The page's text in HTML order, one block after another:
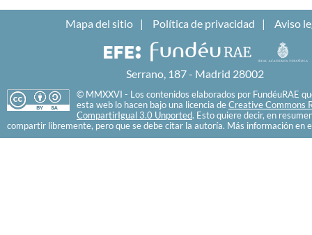
Mapa del sitio Política de privacidad Aviso
Serrano, 187 - Madrid 28002
© MMXXVI - Los contenidos elaborados por FundéuRAE
esta web lo hacen bajo una licencia de Creative Commons
CompartirIgual 3.0 Unported. Esto quiere decir, en
compartir libremente, pero que se debe citar la autoría. Más información en